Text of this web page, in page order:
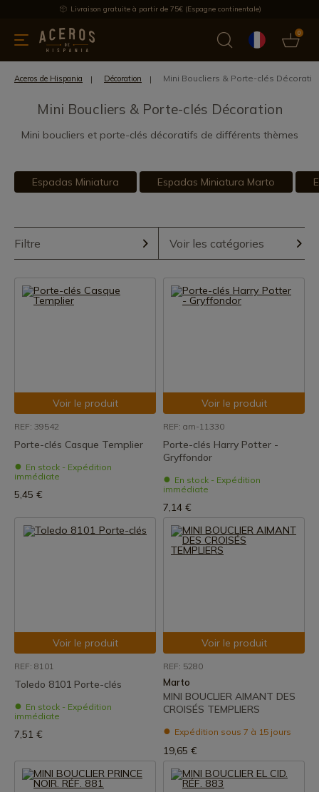
Livraison gratuite à partir de 75€ (Espagne continentale)
0
de cuisine Offre Dernières nouvelles Meilleures ventes
Aceros de Hispania Décoration Mini Boucliers & Porte-clés
Mini Boucliers & Porte-clés Décoration
Mini boucliers et porte-clés décoratifs de différents thèmes
Espadas Miniatura Espadas Miniatura Marto
Filtre Voir les catégories
Voir le produit
REF: 39542
Porte-clés Casque Templier
En stock - Expédition
immédiate
5,45 €
Voir le produit
REF: am-11330
Porte-clés Harry Potter -
Gryffondor
En stock - Expédition
immédiate
7,14 €
Voir le produit
REF: 8101
Toledo 8101 Porte-clés
En stock - Expédition
immédiate
7,51 €
Voir le produit
REF: 5280
Marto
MINI BOUCLIER AIMANT DES
CROISÉS TEMPLIERS
Expédition sous 7 à 15 jours
19,65 €